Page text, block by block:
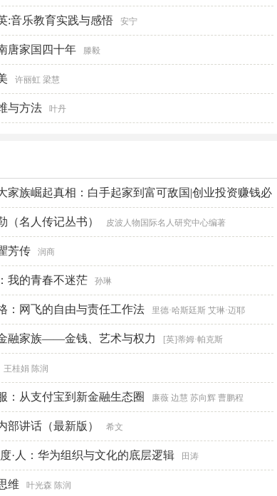
:音乐教育实践与感悟 安宁
唐家国四十年 滕毅
许丽虹 梁慧
与方法 叶丹
家族崛起真相：白手起家到富可敌国|创业投资赚钱必
书院
（名人传记丛书） 皮波人物国际名人研究中心编著
芳传 润商
我的青春不迷茫 孙琳
：网飞的自由与责任工作法 里德·哈斯廷斯 艾琳·迈耶
融家族——金钱、艺术与权力 [英]蒂姆·帕克斯
王桂娟 陈润
：从支付宝到新金融生态圈 廉薇 边慧 苏向辉 曹鹏程
部讲话（最新版） 希文
·人：华为组织与文化的底层逻辑 田涛
维 叶光森 陈润